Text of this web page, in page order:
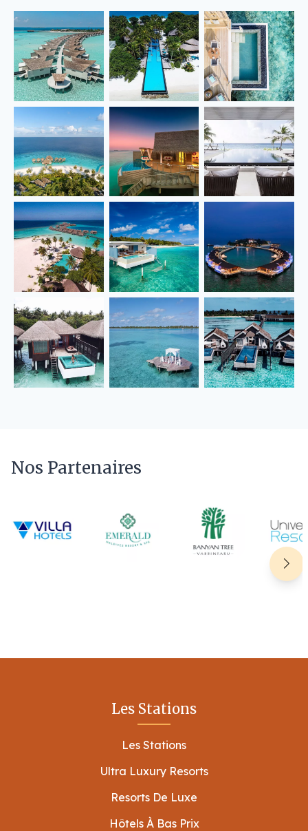
Nos Partenaires
Les Stations
Les Stations
Ultra Luxury Resorts
Resorts De Luxe
Hôtels À Bas Prix